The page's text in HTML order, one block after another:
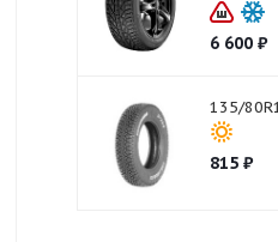
Нет в наличии
6 600₽
135/
815₽